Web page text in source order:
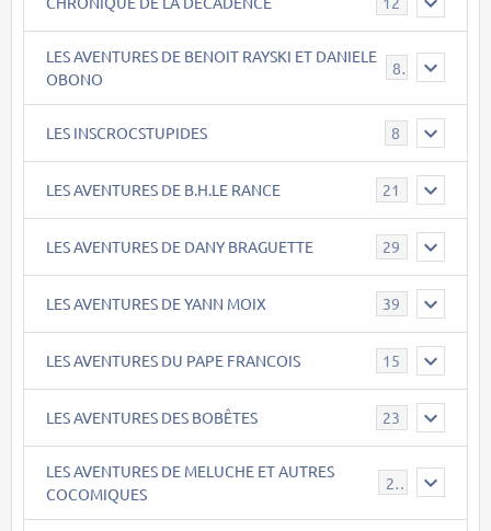
LES AVENTURES DE BENOIT RAYSKI ET DANIELE
OBONO
8
LES INSCROCSTUPIDES 8
LES AVENTURES DE B.H.LE RANCE 21
LES AVENTURES DE DANY BRAGUETTE 29
LES AVENTURES DE YANN MOIX 39
LES AVENTURES DU PAPE FRANCOIS 15
LES AVENTURES DES BOBÊTES 23
LES AVENTURES DE MELUCHE ET AUTRES
COCOMIQUES
22